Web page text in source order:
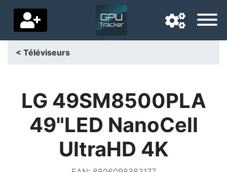
Pays de livraison
Accueil
< Téléviseurs
LG 49SM8500PLA
49"LED NanoCell
UltraHD 4K